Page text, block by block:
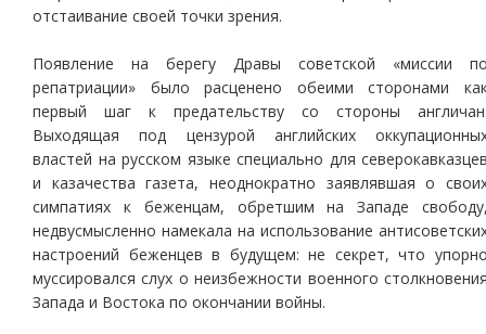
отстаивание своей точки зрения.
Появление на берегу Дравы советской «миссии
репатриации» было расценено обеими сторонами
первый шаг к предательству со стороны
Выходящая под цензурой английских
властей на русском языке специально для
и казачества газета, неоднократно заявлявшая о
симпатиях к беженцам, обретшим на Западе
недвусмысленно намекала на использование
настроений беженцев в будущем: не секрет, что
муссировался слух о неизбежности военного
Запада и Востока по окончании войны.